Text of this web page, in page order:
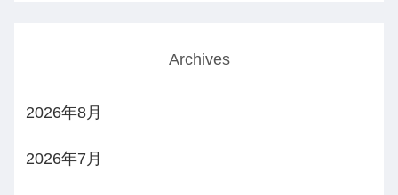
Archives
2026年8月
2026年7月